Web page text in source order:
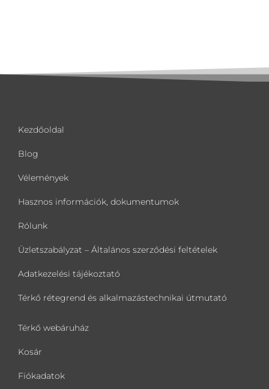
Kezdőoldal
Blog
Vélemények
Hasznos információk, dokumentumok
Rólunk
Üzletszabályzat – Általános szerződési feltételek
Adatkezelési tájékoztató
Térkő rétegrend és alkalmazástechnikai útmutató
Térkő webáruház
Kosár
Fiókadatok